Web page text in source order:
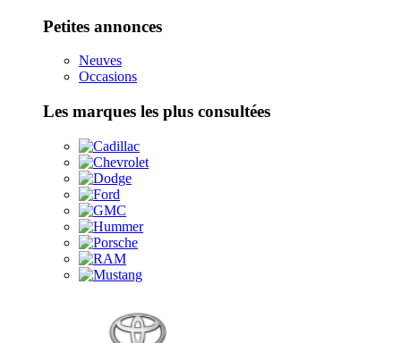
Petites annonces
Neuves
Occasions
Les marques les plus consultées